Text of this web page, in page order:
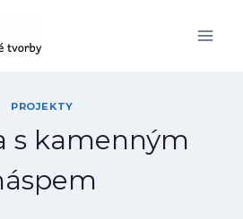
PROJEKTY
s kamenným